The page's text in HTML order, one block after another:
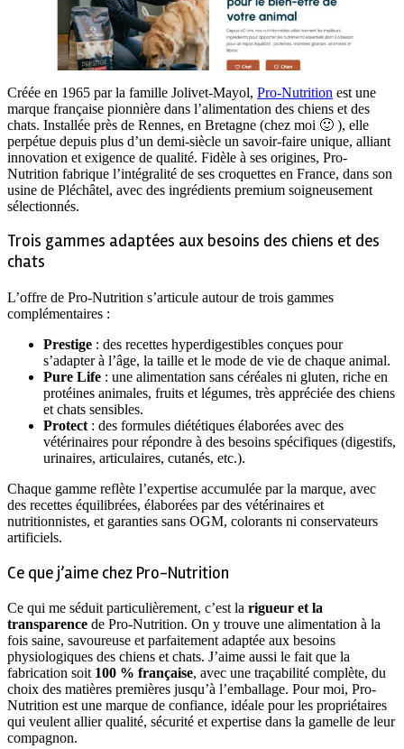
Créée en 1965 par la famille Jolivet-Mayol, Pro-Nutrition est une
marque française pionnière dans l’alimentation des chiens et des
chats. Installée près de Rennes, en Bretagne (chez moi 🙂 ), elle
perpétue depuis plus d’un demi-siècle un savoir-faire unique, alliant
innovation et exigence de qualité. Fidèle à ses origines, Pro-
Nutrition fabrique l’intégralité de ses croquettes en France, dans son
usine de Pléchâtel, avec des ingrédients premium soigneusement
sélectionnés.
Trois gammes adaptées aux besoins des chiens et des
chats
L’offre de Pro-Nutrition s’articule autour de trois gammes
complémentaires :
Prestige : des recettes hyperdigestibles conçues pour
s’adapter à l’âge, la taille et le mode de vie de chaque animal.
Pure Life : une alimentation sans céréales ni gluten, riche en
protéines animales, fruits et légumes, très appréciée des chiens
et chats sensibles.
Protect : des formules diététiques élaborées avec des
vétérinaires pour répondre à des besoins spécifiques (digestifs,
urinaires, articulaires, cutanés, etc.).
Chaque gamme reflète l’expertise accumulée par la marque, avec
des recettes équilibrées, élaborées par des vétérinaires et
nutritionnistes, et garanties sans OGM, colorants ni conservateurs
artificiels.
Ce que j’aime chez Pro-Nutrition
Ce qui me séduit particulièrement, c’est la rigueur et la
transparence de Pro-Nutrition. On y trouve une alimentation à la
fois saine, savoureuse et parfaitement adaptée aux besoins
physiologiques des chiens et chats. J’aime aussi le fait que la
fabrication soit 100 % française, avec une traçabilité complète, du
choix des matières premières jusqu’à l’emballage. Pour moi, Pro-
Nutrition est une marque de confiance, idéale pour les propriétaires
qui veulent allier qualité, sécurité et expertise dans la gamelle de leur
compagnon.